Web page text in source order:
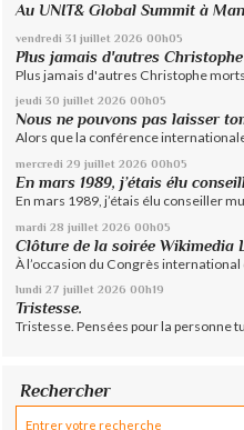
Au UNIT& Global Summit à
vendredi 31 juillet 2026 00h05
Plus jamais d'autres
Plus jamais d'autres Christophe morts
jeudi 30 juillet 2026 00h05
Nous ne pouvons pas laisser
Alors que la conférence
mercredi 29 juillet 2026 00h05
En mars 1989, j’étais élu
En mars 1989, j’étais élu conseiller
mardi 28 juillet 2026 00h05
Clôture de la soirée Wikimedia
À l’occasion du Congrès international
lundi 27 juillet 2026 00h19
Tristesse.
Tristesse. Pensées pour la personne
Rechercher